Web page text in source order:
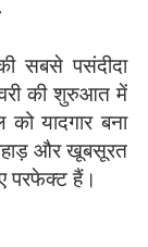
सबसे पसंदीदा
की शुरुआत में
को यादगार बना
और खूबसूरत
परफेक्ट हैं।